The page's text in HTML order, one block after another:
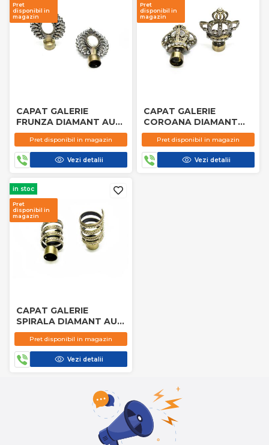
Pret
disponibil in
magazin
CAPAT GALERIE
FRUNZA DIAMANT AUR,
DRAPERIO
Pret disponibil in magazin
Vezi detalii
Pret
disponibil in
magazin
CAPAT GALERIE
COROANA DIAMANT
AUR, DRAPERIO
Pret disponibil in magazin
Vezi detalii
in stoc
Pret
disponibil in
magazin
CAPAT GALERIE
SPIRALA DIAMANT AUR,
DRAPERIO
Pret disponibil in magazin
Vezi detalii